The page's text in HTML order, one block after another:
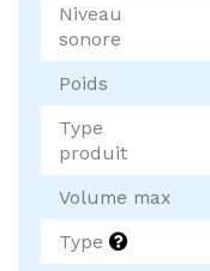
Niveau
sonore
Poids
Type
produit
Volume max
Type